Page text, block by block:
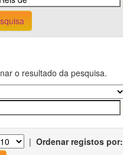
o resultado da pesquisa.
| Ordenar registos por: